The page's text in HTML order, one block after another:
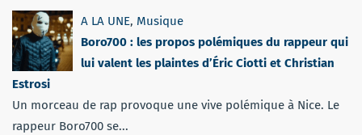
A LA UNE, Musique
Boro700 : les propos polémiques du rappeur qui
lui valent les plaintes d’Éric Ciotti et Christian
Estrosi
Un morceau de rap provoque une vive polémique à Nice. Le
rappeur Boro700 se...